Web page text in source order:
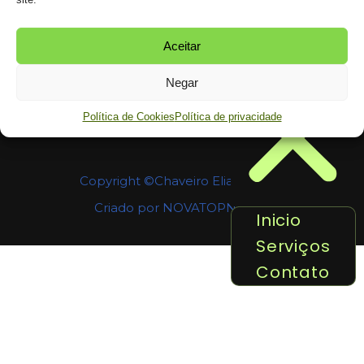
Aceitar
Negar
Política de Cookies Política de privacidade
Inicio
Serviços
Contato
Copyright ©️Chaveiro Elias 24hs ℠
Criado por NOVATOPNET